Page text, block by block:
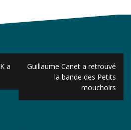
a
Guillaume Canet a retrouvé
la bande des Petits
mouchoirs